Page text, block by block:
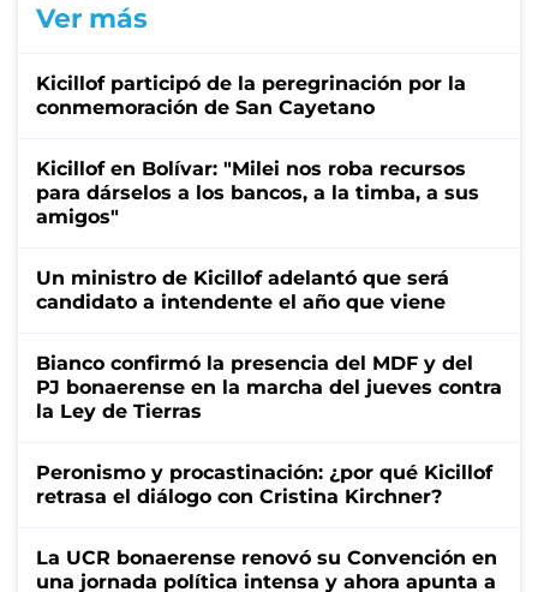
Ver más
Kicillof participó de la peregrinación por la
conmemoración de San Cayetano
Kicillof en Bolívar: "Milei nos roba recursos
para dárselos a los bancos, a la timba, a sus
amigos"
Un ministro de Kicillof adelantó que será
candidato a intendente el año que viene
Bianco confirmó la presencia del MDF y del
PJ bonaerense en la marcha del jueves contra
la Ley de Tierras
Peronismo y procastinación: ¿por qué Kicillof
retrasa el diálogo con Cristina Kirchner?
La UCR bonaerense renovó su Convención en
una jornada política intensa y ahora apunta a